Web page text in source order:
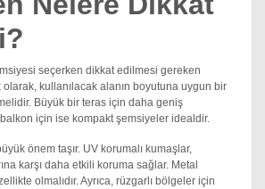
seçerken dikkat edilmesi gereken
olarak, kullanılacak alanın boyutuna uygun bir
Büyük bir teras için daha geniş
için ise kompakt şemsiyeler idealdir.
önem taşır. UV korumalı kumaşlar,
karşı daha etkili koruma sağlar. Metal
olmalıdır. Ayrıca, rüzgarlı bölgeler için